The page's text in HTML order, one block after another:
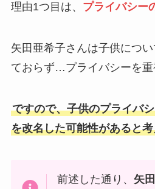
理由1つ目は、 プライバシー
矢田亜希子さんは子供につ
ておらず…プライバシーを重
ですので、子供のプライバ
を改名した可能性があると
前述した通り、 矢